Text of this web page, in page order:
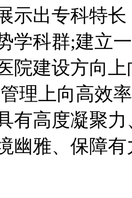
示出专科特
学科群;建立
院建设方向
理上向高效
有高度凝聚
幽雅、保障